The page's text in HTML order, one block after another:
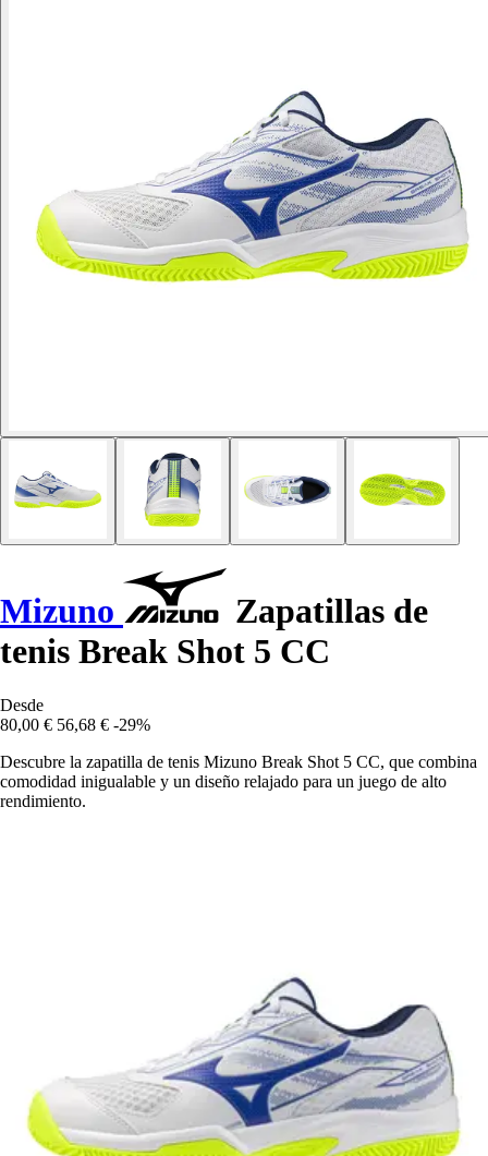
Mizuno
Zapatillas de
tenis Break Shot 5 CC
Desde
80,00 € 56,68 € -29%
Descubre la zapatilla de tenis Mizuno Break Shot 5 CC, que combina
comodidad inigualable y un diseño relajado para un juego de alto
rendimiento.